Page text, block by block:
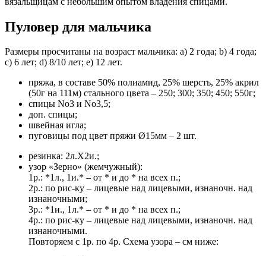
Пуловер для мальчика
Размеры просчитаны на возраст мальчика: а) 2 года; b) 4 года;
с) 6 лет; d) 8/10 лет; е) 12 лет.
пряжа, в составе 50% полиамид, 25% шерсть, 25% акрил
(50г на 111м) стального цвета – 250; 300; 350; 450; 550г;
спицы No3 и No3,5;
доп. спицы;
швейная игла;
пуговицы под цвет пряжи Ø15мм – 2 шт.
резинка: 2л.Х2и.;
узор «Зерно» (жемчужный):
1р.: *1л., 1и.* – от * и до * на всех п.;
2р.: по рис-ку – лицевые над лицевыми, изнаночн. над
изнаночными;
3р.: *1и., 1л.* – от * и до * на всех п.;
4р.: по рис-ку – лицевые над лицевыми, изнаночн. над
изнаночными.
Повторяем с 1р. по 4р. Схема узора – см ниже: